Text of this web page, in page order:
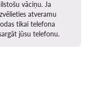
vāciņu. Ja
atveramu
tikai telefona
jūsu telefonu.